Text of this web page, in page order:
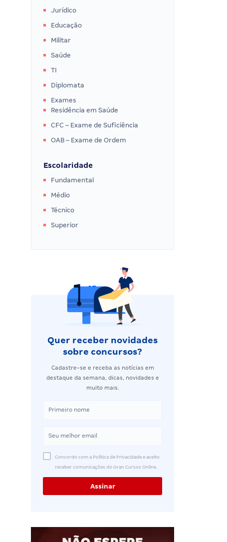
Jurídico
Educação
Militar
Saúde
TI
Diplomata
Exames
Residência em Saúde
CFC – Exame de Suficiência
OAB – Exame de Ordem
Escolaridade
Fundamental
Médio
Técnico
Superior
Quer receber novidades
sobre concursos?
Cadastre-se e receba as notícias em
destaque da semana, dicas, novidades e
muito mais.
Concordo com a Política de Privacidade e aceito
receber comunicações do Gran Cursos Online.